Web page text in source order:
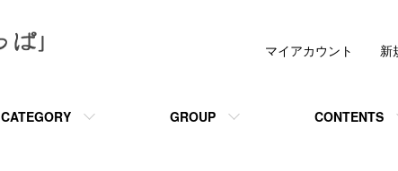
CATEGORY GROUP CONTENTS
マイアカウント 新